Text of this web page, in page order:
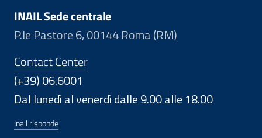
INAIL Sede centrale
P.le Pastore 6, 00144 Roma (RM)
Contact Center
(+39) 06.6001
Dal lunedì al venerdì dalle 9.00 alle 18.00
Inail risponde